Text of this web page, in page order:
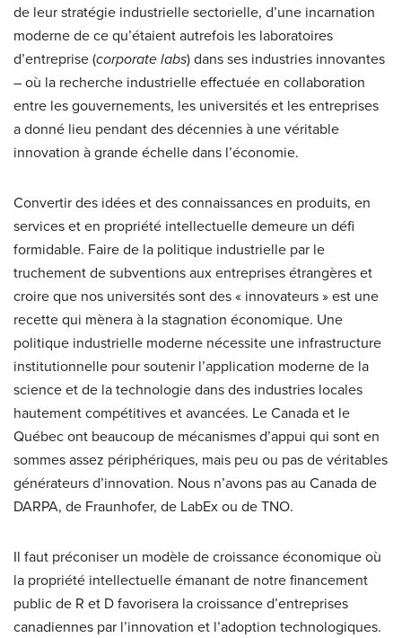
de leur stratégie industrielle sectorielle, d’une incarnation
moderne de ce qu’étaient autrefois les laboratoires
d’entreprise (corporate labs) dans ses industries innovantes
– où la recherche industrielle effectuée en collaboration
entre les gouvernements, les universités et les entreprises
a donné lieu pendant des décennies à une véritable
innovation à grande échelle dans l’économie.
Convertir des idées et des connaissances en produits, en
services et en propriété intellectuelle demeure un défi
formidable. Faire de la politique industrielle par le
truchement de subventions aux entreprises étrangères et
croire que nos universités sont des « innovateurs » est une
recette qui mènera à la stagnation économique. Une
politique industrielle moderne nécessite une infrastructure
institutionnelle pour soutenir l’application moderne de la
science et de la technologie dans des industries locales
hautement compétitives et avancées. Le Canada et le
Québec ont beaucoup de mécanismes d’appui qui sont en
sommes assez périphériques, mais peu ou pas de véritables
générateurs d’innovation. Nous n’avons pas au Canada de
DARPA, de Fraunhofer, de LabEx ou de TNO.
Il faut préconiser un modèle de croissance économique où
la propriété intellectuelle émanant de notre financement
public de R et D favorisera la croissance d’entreprises
canadiennes par l’innovation et l’adoption technologiques.